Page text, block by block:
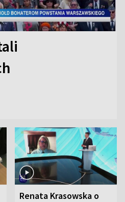
Renata Krasowska o